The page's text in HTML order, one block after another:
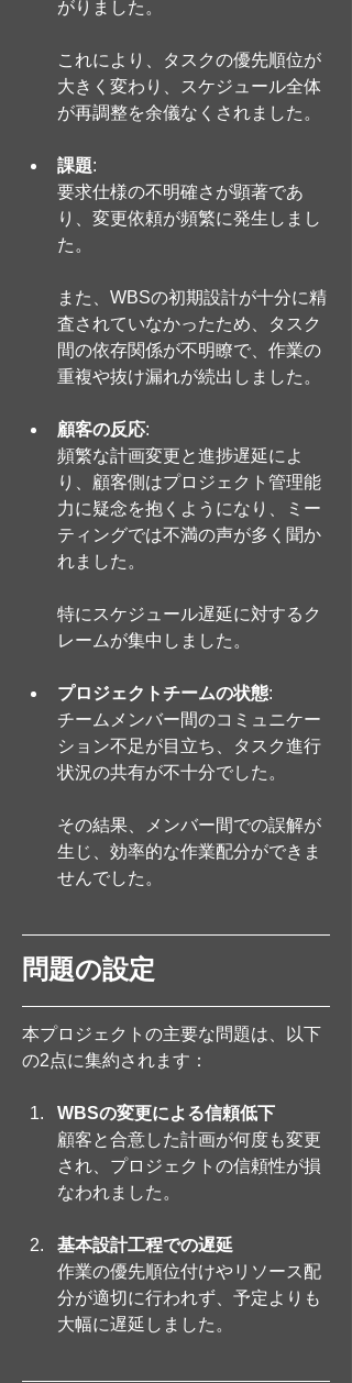
がりました。
これにより、タスクの優先順位が
大きく変わり、スケジュール全体
が再調整を余儀なくされました。
課題:
要求仕様の不明確さが顕著であ
り、変更依頼が頻繁に発生しまし
た。
また、WBSの初期設計が十分に精
査されていなかったため、タスク
間の依存関係が不明瞭で、作業の
重複や抜け漏れが続出しました。
顧客の反応:
頻繁な計画変更と進捗遅延によ
り、顧客側はプロジェクト管理能
力に疑念を抱くようになり、ミー
ティングでは不満の声が多く聞か
れました。
特にスケジュール遅延に対するク
レームが集中しました。
プロジェクトチームの状態:
チームメンバー間のコミュニケー
ション不足が目立ち、タスク進行
状況の共有が不十分でした。
その結果、メンバー間での誤解が
生じ、効率的な作業配分ができま
せんでした。
問題の設定
本プロジェクトの主要な問題は、以下
の2点に集約されます：
WBSの変更による信頼低下
顧客と合意した計画が何度も変更
され、プロジェクトの信頼性が損
なわれました。
基本設計工程での遅延
作業の優先順位付けやリソース配
分が適切に行われず、予定よりも
大幅に遅延しました。